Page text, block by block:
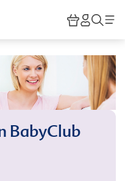
HiPP
BabyClub